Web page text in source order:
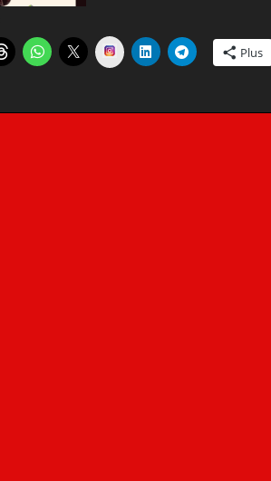
Instagram Plus